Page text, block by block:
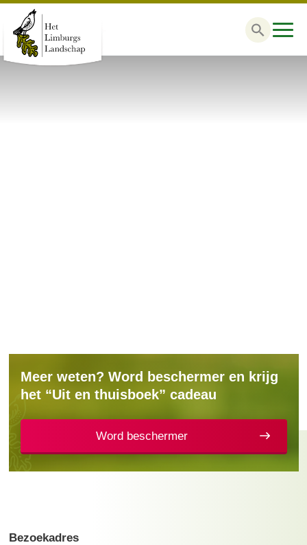
Zoek
Meer weten? Word beschermer en krijg
het “Uit en thuisboek” cadeau
Word beschermer
Bezoekadres